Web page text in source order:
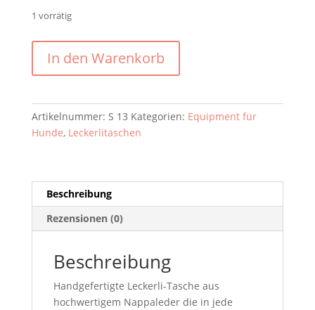
1 vorrätig
Leckerlibeutel
für
/
Hosentasche
In den Warenkorb
Artikelnummer: S 13 Kategorien: Equipment für
Hunde, Leckerlitaschen
Beschreibung
Rezensionen (0)
Beschreibung
Handgefertigte Leckerli-Tasche aus
hochwertigem Nappaleder die in jede